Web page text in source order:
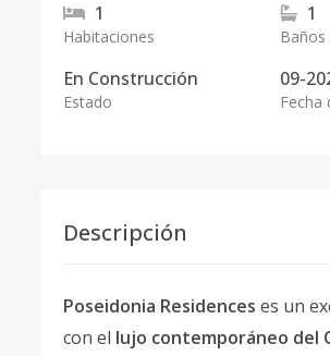
1
Habitaciones
1
Baños
En Construcción
Estado
09-
Fecha
Descripción
Poseidonia Residences es un
con el lujo contemporáneo del